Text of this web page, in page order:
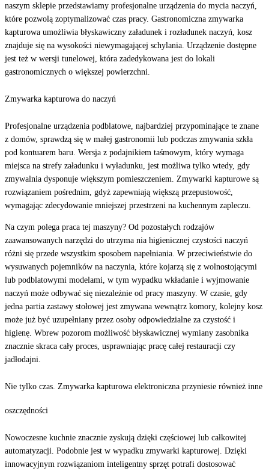
naszym sklepie przedstawiamy profesjonalne urządzenia do mycia naczyń,
które pozwolą zoptymalizować czas pracy. Gastronomiczna zmywarka
kapturowa umożliwia błyskawiczny załadunek i rozładunek naczyń, kosz
znajduje się na wysokości niewymagającej schylania. Urządzenie dostępne
jest też w wersji tunelowej, która zadedykowana jest do lokali
gastronomicznych o większej powierzchni.
Zmywarka kapturowa do naczyń
Profesjonalne urządzenia podblatowe, najbardziej przypominające te znane
z domów, sprawdzą się w małej gastronomii lub podczas zmywania szkła
pod kontuarem baru. Wersja z podajnikiem taśmowym, który wymaga
miejsca na strefy załadunku i wyładunku, jest możliwa tylko wtedy, gdy
zmywalnia dysponuje większym pomieszczeniem. Zmywarki kapturowe są
rozwiązaniem pośrednim, gdyż zapewniają większą przepustowość,
wymagając zdecydowanie mniejszej przestrzeni na kuchennym zapleczu.
Na czym polega praca tej maszyny? Od pozostałych rodzajów
zaawansowanych narzędzi do utrzyma nia higienicznej czystości naczyń
różni się przede wszystkim sposobem napełniania. W przeciwieństwie do
wysuwanych pojemników na naczynia, które kojarzą się z wolnostojącymi
lub podblatowymi modelami, w tym wypadku wkładanie i wyjmowanie
naczyń może odbywać się niezależnie od pracy maszyny. W czasie, gdy
jedna partia zastawy stołowej jest zmywana wewnątrz komory, kolejny kosz
może już być uzupełniany przez osoby odpowiedzialne za czystość i
higienę. Wbrew pozorom możliwość błyskawicznej wymiany zasobnika
znacznie skraca cały proces, usprawniając pracę całej restauracji czy
jadłodajni.
Nie tylko czas. Zmywarka kapturowa elektroniczna przyniesie również inne
oszczędności
Nowoczesne kuchnie znacznie zyskują dzięki częściowej lub całkowitej
automatyzacji. Podobnie jest w wypadku zmywarki kapturowej. Dzięki
innowacyjnym rozwiązaniom inteligentny sprzęt potrafi dostosować